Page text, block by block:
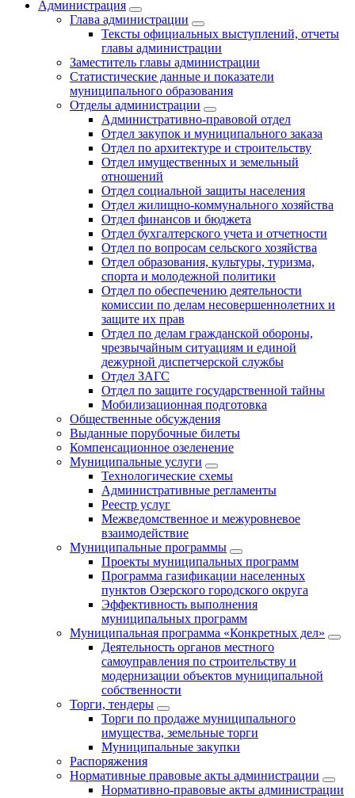
Администрация
Глава администрации
Тексты официальных выступлений, отчеты
главы администрации
Заместитель главы администрации
Статистические данные и показатели
муниципального образования
Отделы администрации
Административно-правовой отдел
Отдел закупок и муниципального заказа
Отдел по архитектуре и строительству
Отдел имущественных и земельный
отношений
Отдел социальной защиты населения
Отдел жилищно-коммунального хозяйства
Отдел финансов и бюджета
Отдел бухгалтерского учета и отчетности
Отдел по вопросам сельского хозяйства
Отдел образования, культуры, туризма,
спорта и молодежной политики
Отдел по обеспечению деятельности
комиссии по делам несовершеннолетних и
защите их прав
Отдел по делам гражданской обороны,
чрезвычайным ситуациям и единой
дежурной диспетчерской службы
Отдел ЗАГС
Отдел по защите государственной тайны
Мобилизационная подготовка
Общественные обсуждения
Выданные порубочные билеты
Компенсационное озеленение
Муниципальные услуги
Технологические схемы
Административные регламенты
Реестр услуг
Межведомственное и межуровневое
взаимодействие
Муниципальные программы
Проекты муниципальных программ
Программа газификации населенных
пунктов Озерского городского округа
Эффективность выполнения
муниципальных программ
Муниципальная программа «Конкретных дел»
Деятельность органов местного
самоуправления по строительству и
модернизации объектов муниципальной
собственности
Торги, тендеры
Торги по продаже муниципального
имущества, земельные торги
Муниципальные закупки
Распоряжения
Нормативные правовые акты администрации
Нормативно-правовые акты администрации